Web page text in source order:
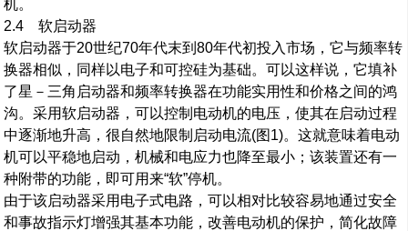
机。
2.4 软启动器
软启动器于20世纪70年代末到80年代初投入市场，它与频率转
换器相似，同样以电子和可控硅为基础。可以这样说，它填补
了星－三角启动器和频率转换器在功能实用性和价格之间的鸿
沟。采用软启动器，可以控制电动机的电压，使其在启动过程
中逐渐地升高，很自然地限制启动电流(图1)。这就意味着电动
机可以平稳地启动，机械和电应力也降至最小；该装置还有一
种附带的功能，即可用来“软”停机。
由于该启动器采用电子式电路，可以相对比较容易地通过安全
和事故指示灯增强其基本功能，改善电动机的保护，简化故障